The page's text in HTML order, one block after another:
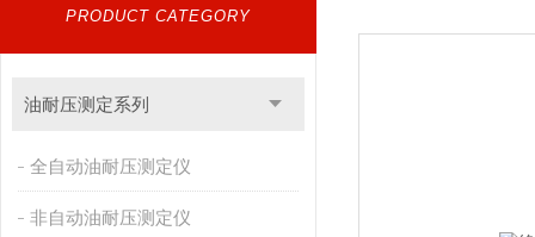
PRODUCT CATEGORY
油耐压测定系列
全自动油耐压测定仪
非自动油耐压测定仪